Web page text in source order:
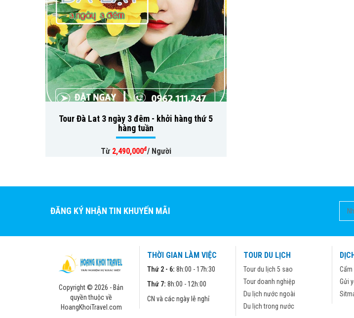
Tour Đà Lat 3 ngày 3 đêm - khởi hàng thứ 5
hàng tuần
Từ 2,490,000đ/ Người
ĐĂNG KÝ NHẬN TIN KHUYẾN MÃI
Copyright © 2026 - Bản
quyền thuộc về
HoangKhoiTravel.com
THỜI GIAN LÀM VIỆC
Thứ 2 - 6: 8h:00 - 17h:30
Thứ 7: 8h:00 - 12h:00
CN và các ngày lễ nghỉ
TOUR DU LỊCH
Tour du lịch 5 sao
Tour doanh nghiệp
Du lịch nước ngoài
Du lịch trong nước
Cẩm
Gửi